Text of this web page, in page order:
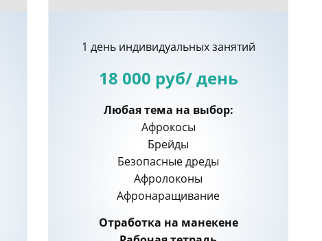
1 день индивидуальных занятий
18 000 руб/ день
Любая тема на выбор:
Афрокосы
Брейды
Безопасные дреды
Афролоконы
Афронаращивание
Отработка на манекене